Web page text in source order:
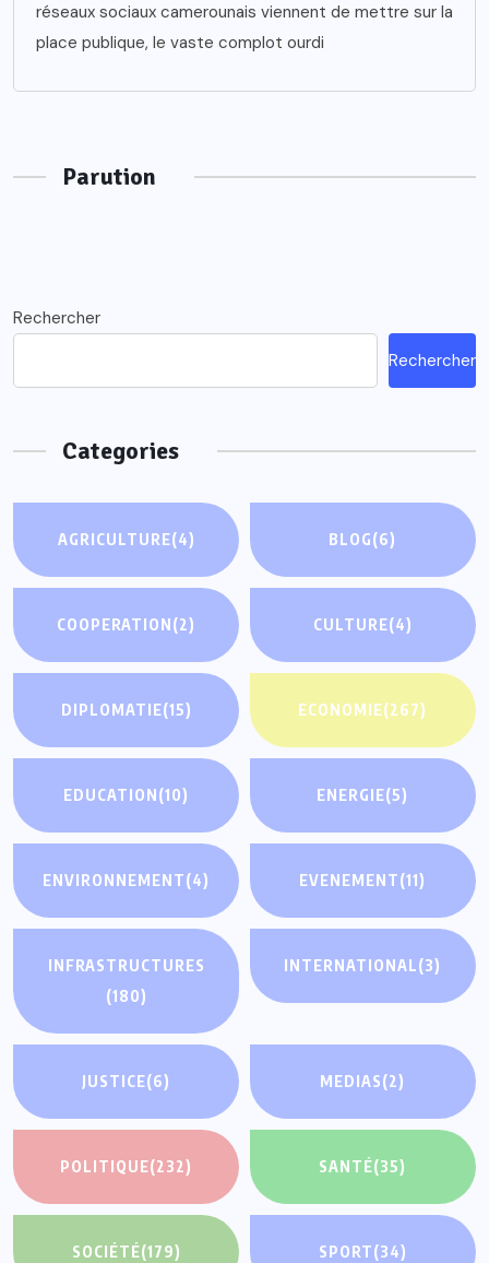
réseaux sociaux camerounais viennent de mettre sur la
place publique, le vaste complot ourdi
Parution
Rechercher
Rechercher
Categories
AGRICULTURE(4) BLOG(6)
COOPERATION(2) CULTURE(4)
DIPLOMATIE(15) ECONOMIE(267)
EDUCATION(10) ENERGIE(5)
ENVIRONNEMENT(4) EVENEMENT(11)
INFRASTRUCTURES
(180)
INTERNATIONAL(3)
JUSTICE(6) MEDIAS(2)
POLITIQUE(232) SANTÉ(35)
SOCIÉTÉ(179) SPORT(34)